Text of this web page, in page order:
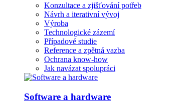
Konzultace a zjišťování potřeb
Návrh a iterativní vývoj
Výroba
Technologické zázemí
Případové studie
Reference a zpětná vazba
Ochrana know-how
Jak navázat spolupráci
Software a hardware